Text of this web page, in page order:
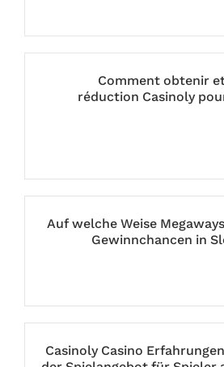
Comment obtenir
réduction Casinoly
Auf welche Weise
Gewinnchancen in
Casinoly Casino